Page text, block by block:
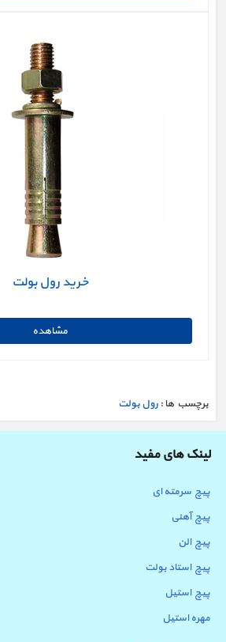
خرید رول بولت
برچسب ها : رول بولت
لینک های مفید
پیچ سرمته ای
پیچ آهنی
پیچ الن
پیچ استاد بولت
پیچ استیل
مهره استیل